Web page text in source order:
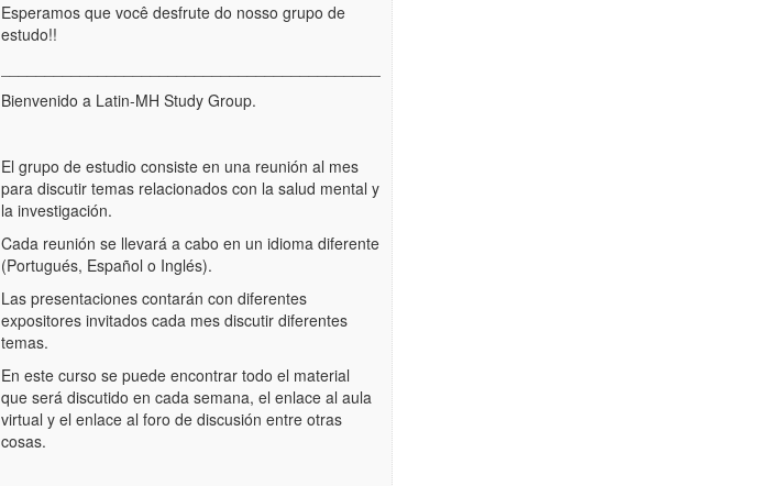
Esperamos que você desfrute do nosso grupo de
estudo!!
Bienvenido a Latin-MH Study Group.
El grupo de estudio consiste en una reunión al mes
para discutir temas relacionados con la salud mental y
la investigación.
Cada reunión se llevará a cabo en un idioma diferente
(Portugués, Español o Inglés).
Las presentaciones contarán con diferentes
expositores invitados cada mes discutir diferentes
temas.
En este curso se puede encontrar todo el material
que será discutido en cada semana, el enlace al aula
virtual y el enlace al foro de discusión entre otras
cosas.